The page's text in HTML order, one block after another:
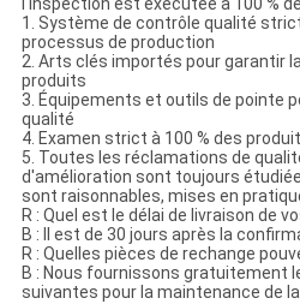
l'inspection est exécutée à 100 %
1. Système de contrôle qualité
processus de production
2. Arts clés importés pour garantir
produits
3. Équipements et outils de pointe
qualité
4. Examen strict à 100 % des
5. Toutes les réclamations de
d'amélioration sont toujours
sont raisonnables, mises en
R : Quel est le délai de livraison de
B : Il est de 30 jours après la
R : Quelles pièces de rechange
B : Nous fournissons gratuitement
suivantes pour la maintenance de